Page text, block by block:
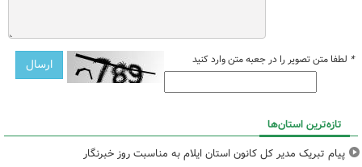
* لطفا متن تصویر را در جعبه متن وارد کنید
تازه‌ترین استان‌ها
پیام تبریک مدیر کل کانون استان ایلام به مناسبت روز خبرنگار